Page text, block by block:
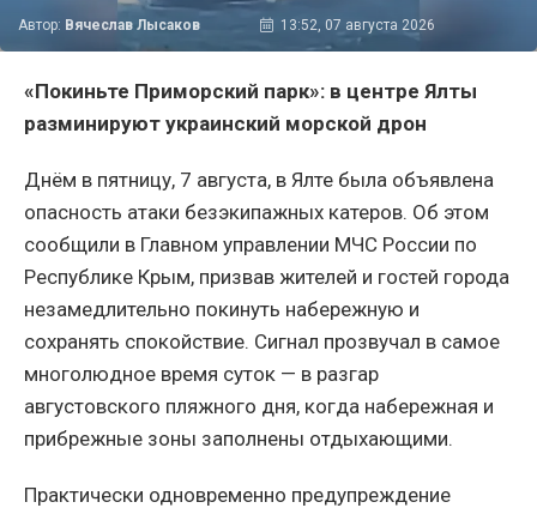
Автор: Вячеслав Лысаков 13:52, 07 августа 2026
«Покиньте Приморский парк»: в центре Ялты
разминируют украинский морской дрон
Днём в пятницу, 7 августа, в Ялте была объявлена
опасность атаки безэкипажных катеров. Об этом
сообщили в Главном управлении МЧС России по
Республике Крым, призвав жителей и гостей города
незамедлительно покинуть набережную и
сохранять спокойствие. Сигнал прозвучал в самое
многолюдное время суток — в разгар
августовского пляжного дня, когда набережная и
прибрежные зоны заполнены отдыхающими.
Практически одновременно предупреждение